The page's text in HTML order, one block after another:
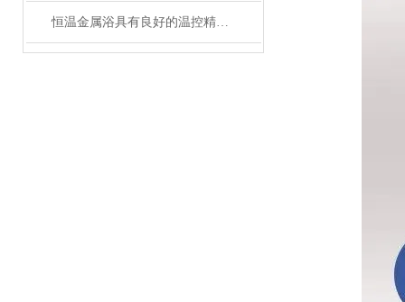
恒温金属浴具有良好的温控精度和均匀性